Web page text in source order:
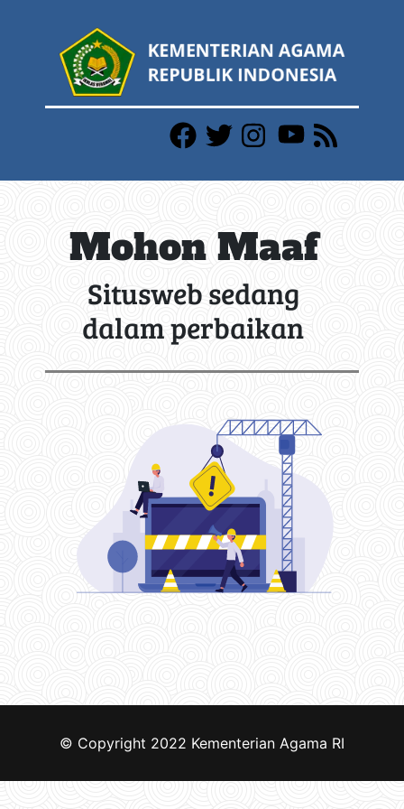
Mohon Maaf
Situsweb sedang
dalam perbaikan
© Copyright 2022 Kementerian Agama RI